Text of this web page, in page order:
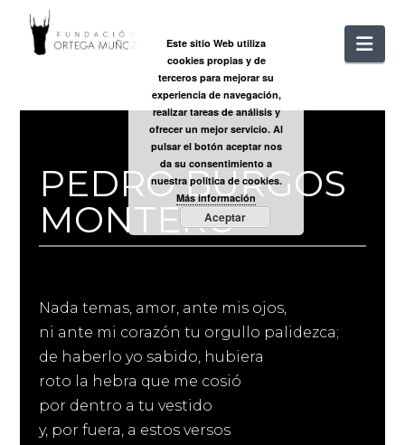
ORTEGA
MUÑOZ
PEDRO BURGOS
MONTERO
Nada temas, amor, ante mis ojos,
ni ante mi corazón tu orgullo palidezca;
de haberlo yo sabido, hubiera
roto la hebra que me cosió
por dentro a tu vestido
y, por fuera, a estos versos
Este sitio Web utiliza
cookies propias y de
terceros para mejorar su
experiencia de navegación,
realizar tareas de análisis y
ofrecer un mejor servicio. Al
pulsar el botón aceptar nos
da su consentimiento a
nuestra política de cookies.
Más información
Aceptar